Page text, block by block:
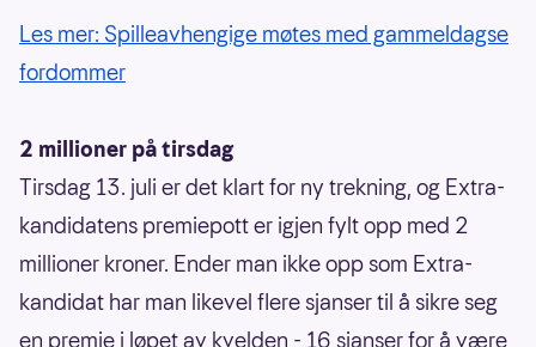
Les mer: Spilleavhengige møtes med gammeldagse
fordommer
2 millioner på tirsdag
Tirsdag 13. juli er det klart for ny trekning, og Extra-
kandidatens premiepott er igjen fylt opp med 2
millioner kroner. Ender man ikke opp som Extra-
kandidat har man likevel flere sjanser til å sikre seg
en premie i løpet av kvelden - 16 sjanser for å være